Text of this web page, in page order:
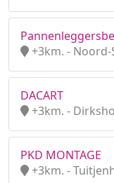
+3km. -
DACART
+3km. -
PKD MONTAGE
+3km. -